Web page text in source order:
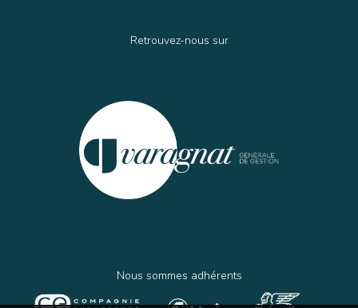
Retrouvez-nous sur
Nous sommes adhérents